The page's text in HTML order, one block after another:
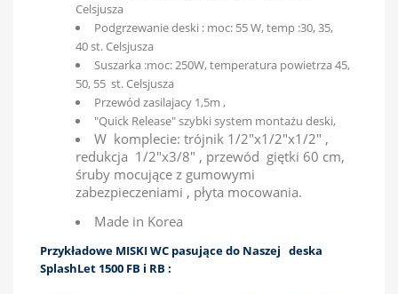
Celsjusza
Podgrzewanie deski : moc: 55 W, temp :30, 35,
40 st. Celsjusza
Suszarka :moc: 250W, temperatura powietrza 45,
50, 55 st. Celsjusza
Przewód zasilajacy 1,5m ,
"Quick Release" szybki system montażu deski,
W komplecie: trójnik 1/2"x1/2"x1/2" ,
redukcja 1/2"x3/8" , przewód giętki 60 cm,
śruby mocujące z gumowymi
zabezpieczeniami , płyta mocowania.
Made in Korea
Przykładowe MISKI WC pasujące do Naszej deska
SplashLet 1500 FB i RB :